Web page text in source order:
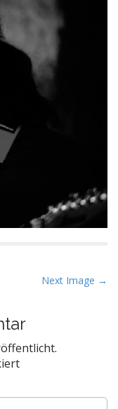
Next Image →